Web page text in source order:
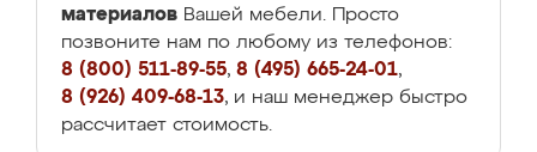
материалов Вашей мебели. Просто
позвоните нам по любому из телефонов:
8 (800) 511-89-55, 8 (495) 665-24-01,
8 (926) 409-68-13, и наш менеджер быстро
рассчитает стоимость.